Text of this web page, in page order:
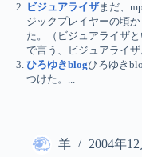
ビジュアライザまだ、
ジックプレイヤーの頃
た。（ビジュアライザ
で言う、ビジュアライ
ひろゆきblogひろゆき
つけた。...
羊 2004年12